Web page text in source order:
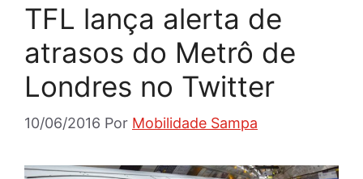
TFL lança alerta de
atrasos do Metrô de
Londres no Twitter
10/06/2016 Por Mobilidade Sampa